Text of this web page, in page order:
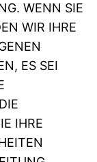
WENN SIE
WIR IHRE
ES SEI
IHRE